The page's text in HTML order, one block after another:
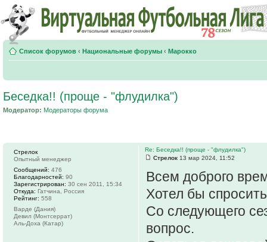
Список форумов ‹ Национальные форумы ‹ Марокко
Беседка!! (проще - "флудилка")
Модератор: Модераторы форума
Re: Беседка!! (проще - "флудилка")
Стрелок 13 мар 2024, 11:52
Всем доброго
Хотел бы
Со следующего
вопрос.
Стрелок
Опытный менеджер
Сообщений: 476
Благодарностей: 90
Зарегистрирован: 30 сен 2011, 15:34
Откуда: Гатчина, Россия
Рейтинг: 558
Варде (Дания)
Девил (Монтсеррат)
Аль-Доха (Катар)